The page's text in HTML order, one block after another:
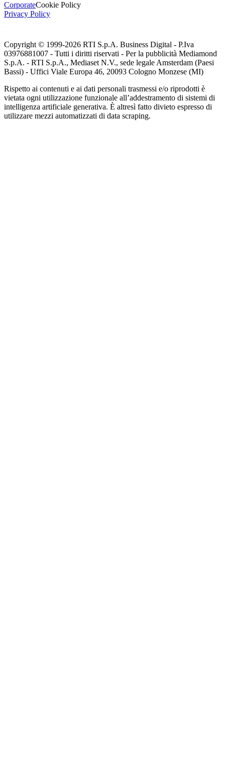
CorporateCookie Policy
Privacy Policy
Copyright © 1999-2026 RTI S.p.A. Business Digital - P.Iva
03976881007 - Tutti i diritti riservati - Per la pubblicità Mediamond
S.p.A. - RTI S.p.A., Mediaset N.V., sede legale Amsterdam (Paesi
Bassi) - Uffici Viale Europa 46, 20093 Cologno Monzese (MI)
Rispetto ai contenuti e ai dati personali trasmessi e/o riprodotti è
vietata ogni utilizzazione funzionale all’addestramento di sistemi di
intelligenza artificiale generativa. È altresì fatto divieto espresso di
utilizzare mezzi automatizzati di data scraping.